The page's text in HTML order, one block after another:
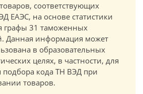
соответствующих
ЕАЭС, на основе статистики
графы 31 таможенных
Данная информация может
в образовательных
целях, в частности, для
подбора кода ТН ВЭД при
товаров.